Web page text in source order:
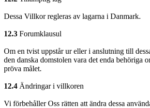
Dessa Villkor regleras av lagarna i Danmark.
12.3 Forumklausul
Om en tvist uppstår ur eller i anslutning till
den danska domstolen vara det enda behöriga
pröva målet.
12.4 Ändringar i villkoren
Vi förbehåller Oss rätten att ändra dessa